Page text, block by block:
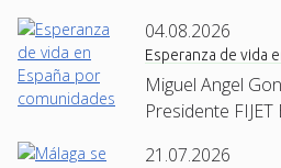
04.08.2026
Esperanza de vida
Miguel Angel
Presidente FIJET
21.07.2026